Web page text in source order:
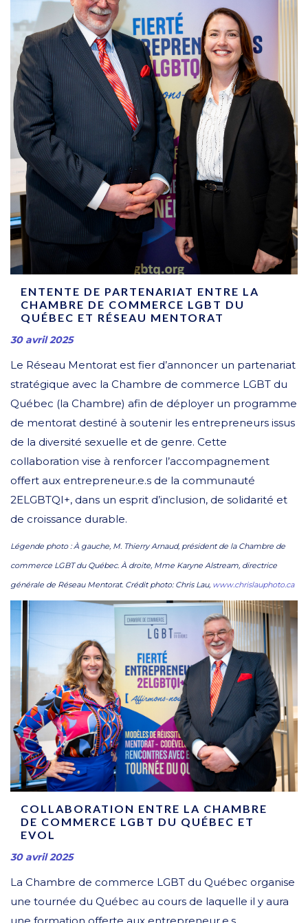
ENTENTE DE PARTENARIAT ENTRE LA
CHAMBRE DE COMMERCE LGBT DU
QUÉBEC ET RÉSEAU MENTORAT
30 avril 2025
Le Réseau Mentorat est fier d’annoncer un partenariat
stratégique avec la Chambre de commerce LGBT du
Québec (la Chambre) afin de déployer un programme
de mentorat destiné à soutenir les entrepreneurs issus
de la diversité sexuelle et de genre. Cette
collaboration vise à renforcer l’accompagnement
offert aux entrepreneur.e.s de la communauté
2ELGBTQI+, dans un esprit d’inclusion, de solidarité et
de croissance durable.
Légende photo : À gauche, M. Thierry Arnaud, président de la Chambre de
commerce LGBT du Québec. À droite, Mme Karyne Alstream, directrice
générale de Réseau Mentorat. Crédit photo: Chris Lau, www.chrislauphoto.ca
COLLABORATION ENTRE LA CHAMBRE
DE COMMERCE LGBT DU QUÉBEC ET
EVOL
30 avril 2025
La Chambre de commerce LGBT du Québec organise
une tournée du Québec au cours de laquelle il y aura
une formation offerte aux entrepreneur.e.s